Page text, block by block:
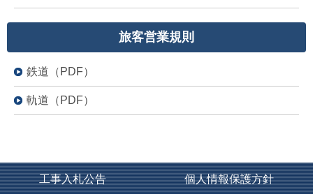
旅客営業規則
鉄道（PDF）
軌道（PDF）
工事入札公告 個人情報保護方針